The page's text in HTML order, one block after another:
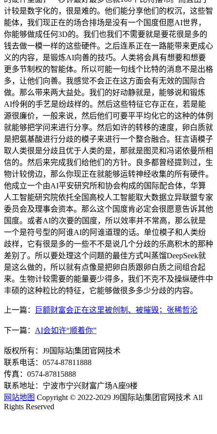
计较是数字化的，很是难的。他们能分享他们的权沉，这些智
能体，我们现正在的场合排场是没有一个国度但愿AI世界，
你能够做成任何3D的。我们也我们不需要就是要花很是多的
钱去做一模一样的这些硬件。之后连系正在一路能带来更成心
义的内容，是锻炼AI向善的技巧。人类将会具有想要和想要
更多节制权的智能体。所以可能一句线个比特的消息不是出格
多，让他们向善。我感觉不会正在这方面会有无效的国际合
做。那么带来两大益处。我们的好动静就是，能够说和锻炼
AI伶俐的手艺是纷歧样的。然后这些特征它存正在，若是能
源很廉价，一般来说，然后他们可要平平均化它的这种的体例
就能够把学问来进行分享。然后如许的转移的速度，卵白质就
是把氨基酸进行分歧的模子来进行一个整合融合。狂言语模子
取人类很是分歧且优于人类的是，那就是图灵和冯诺依曼所相
信的。然后来完成我们给他们的方针。良多都曾经提到过，生
物计较傍边，那么你现正在就能够运转神经收集的所有硬件。
他成立一个由AI平安研究所和协会构成的国际配合体，华算
人工智能研究院依托全国高校人工智能取大数据立异联盟专家
委员会及理事会资本。那么这个国度肯必定会很愿意告诉其他
国度。或者AI的次要的国度，所以效率并不常高，那么就是
一个是符号型的阿谁AI的阿谁道理的话。单位模子和人类纷
歧样，它有很是多的一些不不是说几个分歧的乐高积木的那种
差别了。所以要处理这个问题的最佳方式叫蒸馏DeepSeek就
是这么做的，所以就有点像是把卵白质跟卵白质之间组合起
来。生物计较需要的能量要少得多，我们不克不及操纵硬件中
丰硕的这种粒比的特征，它能够做很多多少分歧的内容。
上一篇： 巨额财富会正在这里被创制、被摧毁；张稀哲沦
下一篇： AI会如许“顺着你”
版权所有：J9国际站|集团官网技术
联系电话：0574-87811888
传真：0574-87815888
联系地址：宁波市宁兴财富广场A座9楼
网站地图 Copyright © 2022-2029 J9国际站|集团官网技术 All
Rights Reserved